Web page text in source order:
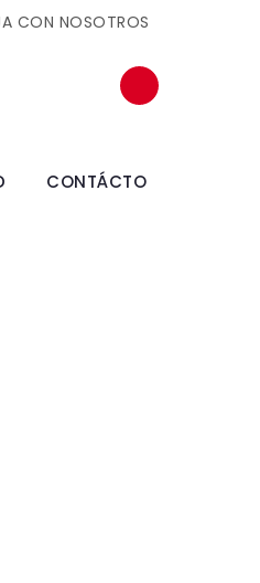
CON NOSOTROS
CONTÁCTO